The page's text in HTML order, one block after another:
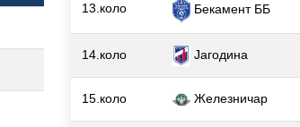
13.коло Бекамент ББ
14.коло Јагодина
15.коло Железничар